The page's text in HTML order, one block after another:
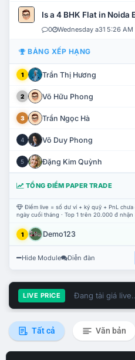
Is a 4 BHK Flat in Noida
0 Wednesday a31 5:26 AM
BẢNG XẾP HẠNG
1 Trần Thị Hương
2 Võ Hữu Phong
3 Trần Ngọc Hà
4 Võ Duy Phong
5 Đặng Kim Quỳnh
TỔNG ĐIỂM PAPER TRADE
Điểm live = số dư ví + ký quỹ + PnL chưa
ngày cuối tháng · Top 1 trên 20.000 đ nhận
1 Demo123
Hide Module Diễn đàn
LIVE PRICE Đang tải giá
Tất cả Văn bản